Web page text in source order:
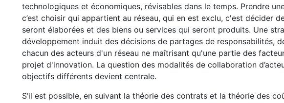
technologiques et économiques, révisables dans le temps. Prendre
c’est choisir qui appartient au réseau, qui en est exclu, c'est décider
seront élaborées et des biens ou services qui seront produits. Une
développement induit des décisions de partages de responsabilités,
chacun des acteurs d'un réseau ne maîtrisant qu'une partie des
projet d'innovation. La question des modalités de collaboration
objectifs différents devient centrale.
S’il est possible, en suivant la théorie des contrats et la théorie des